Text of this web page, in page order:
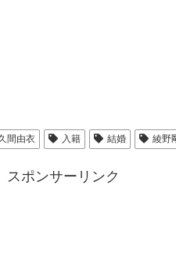
間由衣 入籍 結婚 綾野
スポンサーリンク